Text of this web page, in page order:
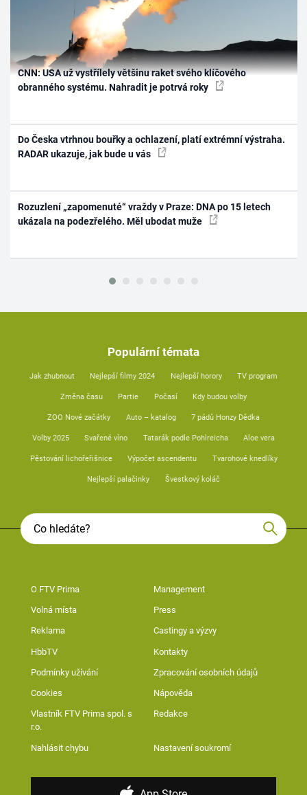
CNN: USA už vystřílely většinu raket svého klíčového
obranného systému. Nahradit je potrvá roky
Do Česka vtrhnou bouřky a ochlazení, platí extrémní výstraha.
RADAR ukazuje, jak bude u vás
Rozuzlení „zapomenuté“ vraždy v Praze: DNA po 15 letech
ukázala na podezřelého. Měl ubodat muže
Populární témata
Jak zhubnout Nejlepší filmy 2024 Nejlepší horory TV program
Změna času Partie Počasí Kdy budou volby
ZOO Nové začátky Auto – katalog 7 pádů Honzy Dědka
Volby 2025 Svařené víno Tatarák podle Pohlreicha Aloe vera
Pěstování lichořeřišnice Výpočet ascendentu Tvarohové knedlíky
Nejlepší palačinky Švestkový koláč
O FTV Prima Management
Volná místa Press
Reklama Castingy a výzvy
HbbTV Kontakty
Podmínky užívání Zpracování osobních údajů
Cookies Nápověda
Vlastník FTV Prima spol. s
r.o.
Redakce
Nahlásit chybu Nastavení soukromí